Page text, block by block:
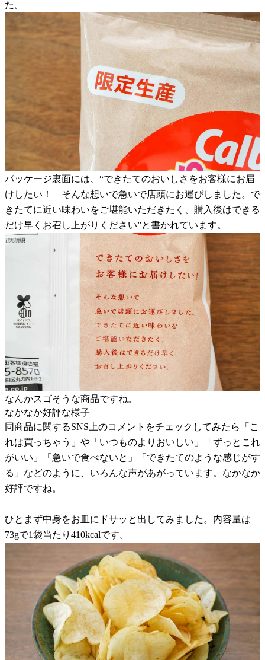
た。
パッケージ裏面には、“できたてのおいしさをお客様にお届
けしたい！ そんな想いで急いで店頭にお運びしました。で
きたてに近い味わいをご堪能いただきたく、購入後はできる
だけ早くお召し上がりください”と書かれています。
なんかスゴそうな商品ですね。
なかなか好評な様子
同商品に関するSNS上のコメントをチェックしてみたら「こ
れは買っちゃう」や「いつものよりおいしい」「ずっとこれ
がいい」「急いで食べないと」「できたてのような感じがす
る」などのように、いろんな声があがっています。なかなか
好評ですね。
ひとまず中身をお皿にドサッと出してみました。内容量は
73gで1袋当たり410kcalです。